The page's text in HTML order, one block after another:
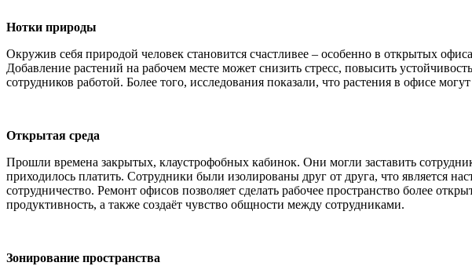
Нотки природы
Окружив себя природой человек становится счастливее – особенно в открытых
Добавление растений на рабочем месте может снизить стресс, повысить
сотрудников работой. Более того, исследования показали, что растения в офисе
Открытая среда
Прошли времена закрытых, клаустрофобных кабинок. Они могли заставить
приходилось платить. Сотрудники были изолированы друг от друга, что является
сотрудничество. Ремонт офисов позволяет сделать рабочее пространство более
продуктивность, а также создаёт чувство общности между сотрудниками.
Зонирование пространства